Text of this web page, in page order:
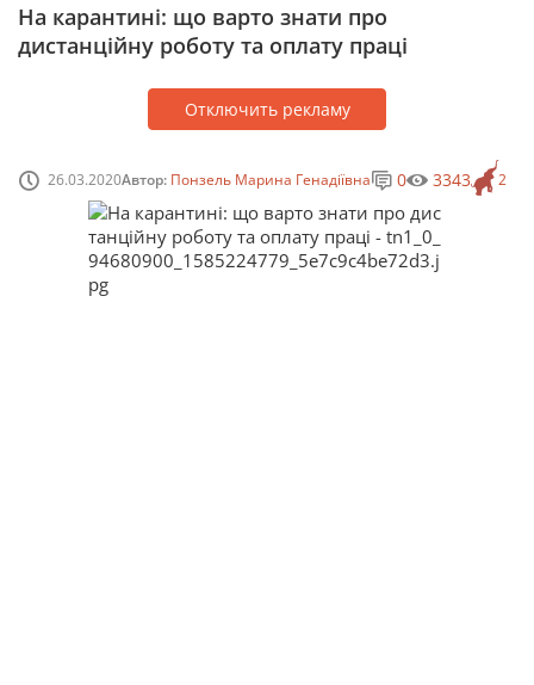
На карантині: що варто знати про
дистанційну роботу та оплату праці
Отключить рекламу
26.03.2020Автор: Понзель Марина Генадіївна 2
0 3343